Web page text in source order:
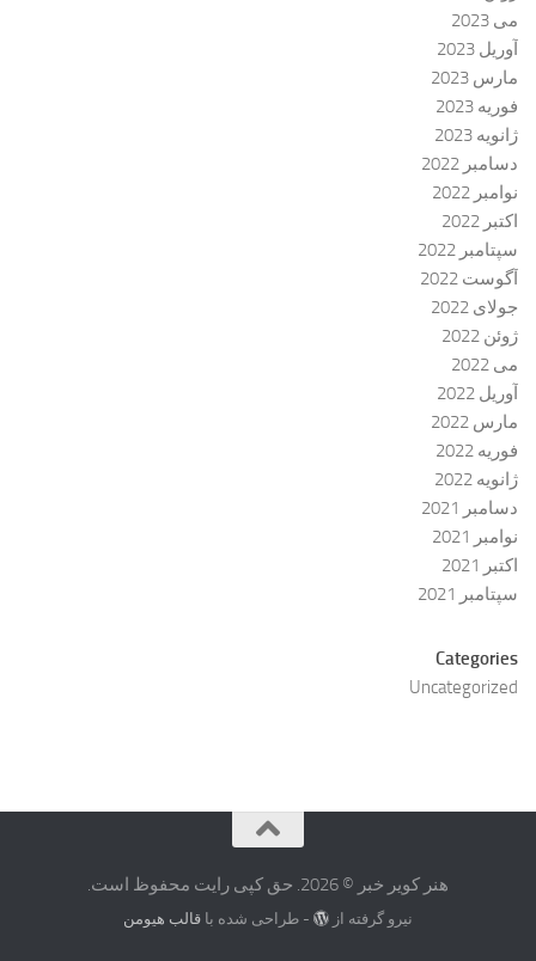
می 2023
آوریل 2023
مارس 2023
فوریه 2023
ژانویه 2023
دسامبر 2022
نوامبر 2022
اکتبر 2022
سپتامبر 2022
آگوست 2022
جولای 2022
ژوئن 2022
می 2022
آوریل 2022
مارس 2022
فوریه 2022
ژانویه 2022
دسامبر 2021
نوامبر 2021
اکتبر 2021
سپتامبر 2021
Categories
Uncategorized
هنر کویر خبر © 2026. حق کپی رایت محفوظ است.
نیرو گرفته از - طراحی شده باقالب هیومن